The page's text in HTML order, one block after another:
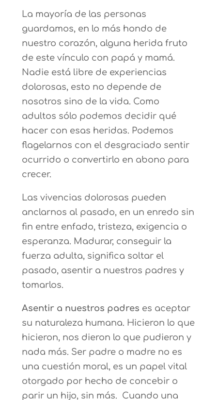
La mayoría de las personas
guardamos, en lo más hondo de
nuestro corazón, alguna herida fruto
de este vínculo con papá y mamá.
Nadie está libre de experiencias
dolorosas, esto no depende de
nosotros sino de la vida. Como
adultos sólo podemos decidir qué
hacer con esas heridas. Podemos
flagelarnos con el desgraciado sentir
ocurrido o convertirlo en abono para
crecer.
Las vivencias dolorosas pueden
anclarnos al pasado, en un enredo sin
fin entre enfado, tristeza, exigencia o
esperanza. Madurar, conseguir la
fuerza adulta, significa soltar el
pasado, asentir a nuestros padres y
tomarlos.
Asentir a nuestros padres es aceptar
su naturaleza humana. Hicieron lo que
hicieron, nos dieron lo que pudieron y
nada más. Ser padre o madre no es
una cuestión moral, es un papel vital
otorgado por hecho de concebir o
parir un hijo, sin más. Cuando una